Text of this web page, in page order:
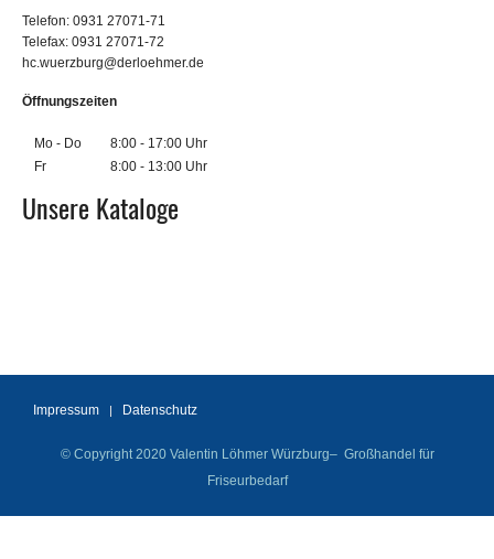
Telefon: 0931 27071-71
Telefax: 0931 27071-72
hc.wuerzburg@derloehmer.de
Öffnungszeiten
Mo - Do
8:00 - 17:00 Uhr
Fr
8:00 - 13:00 Uhr
Unsere Kataloge
Impressum Datenschutz
© Copyright 2020 Valentin Löhmer Würzburg– Großhandel für
Friseurbedarf